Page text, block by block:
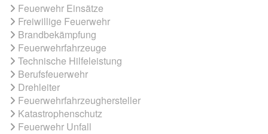
Feuerwehr Einsätze
Freiwillige Feuerwehr
Brandbekämpfung
Feuerwehrfahrzeuge
Technische Hilfeleistung
Berufsfeuerwehr
Drehleiter
Feuerwehrfahrzeughersteller
Katastrophenschutz
Feuerwehr Unfall